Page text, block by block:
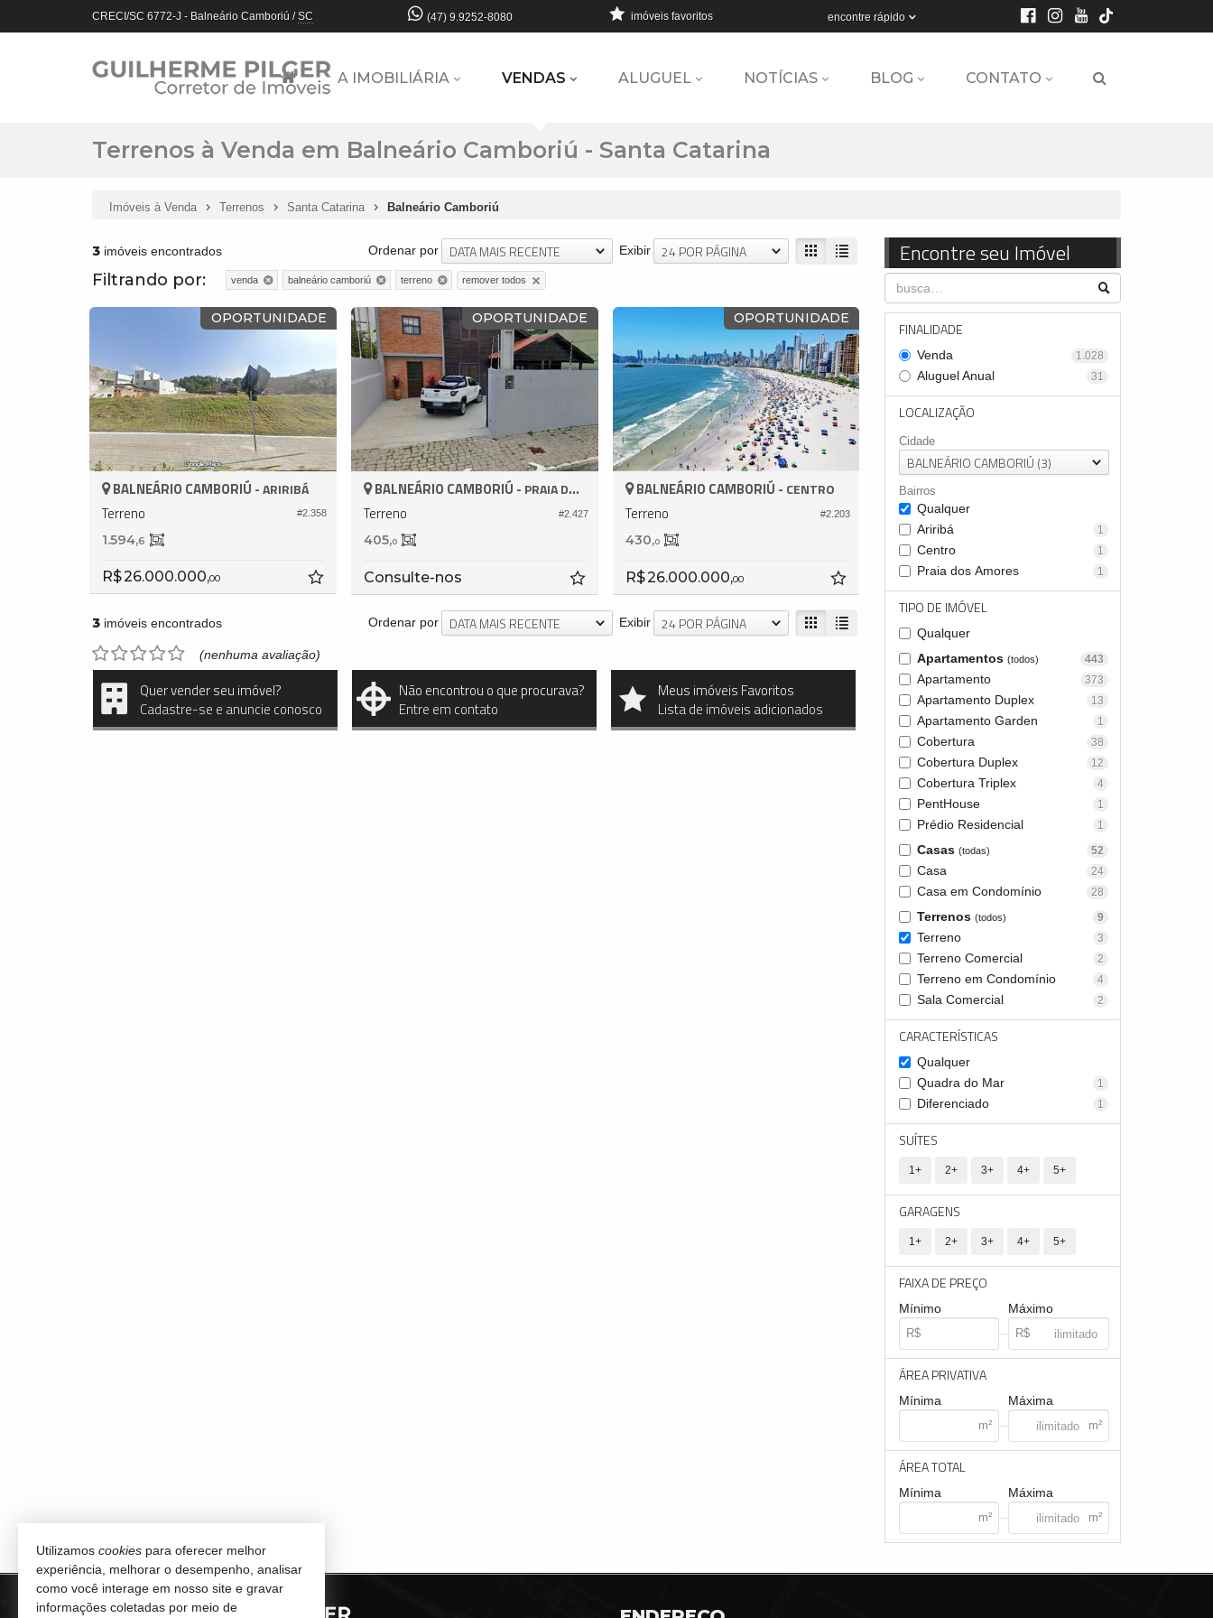
CRECI/SC 6772-J - Balneário Camboriú /SC (47) 9.9252-8080 encontre rápido
imóveis favoritos
A IMOBILIÁRIA VENDAS ALUGUEL NOTÍCIAS BLOG CONTATO
Terrenos à Venda em Balneário Camboriú - Santa Catarina
Imóveis à Venda Terrenos Santa Catarina Balneário Camboriú
Encontre seu Imóvel
FINALIDADE
Venda 1.028
Aluguel Anual 31
LOCALIZAÇÃO
Cidade
BALNEÁRIO CAMBORIÚ (3)
Bairros
Qualquer
Ariribá
1
Centro 1
Praia dos Amores 1
TIPO DE IMÓVEL
Qualquer
Apartamentos (todos) 443
Apartamento 373
Apartamento Duplex 13
Apartamento Garden 1
Cobertura 38
Cobertura Duplex 12
Cobertura Triplex 4
PentHouse 1
Prédio Residencial 1
Casas (todas) 52
Casa 24
Casa em Condomínio 28
Terrenos (todos) 9
Terreno 3
Terreno Comercial 2
Terreno em Condomínio 4
Sala Comercial 2
CARACTERÍSTICAS
Qualquer
Quadra do Mar
1
Diferenciado 1
SUÍTES
1+ 2+ 3+ 4+ 5+
GARAGENS
1+ 2+ 3+ 4+ 5+
FAIXA DE PREÇO
Mínimo Máximo
ÁREA PRIVATIVA
Mínima Máxima
ÁREA TOTAL
Mínima Máxima
3 imóveis encontrados Exibir 24 POR PÁGINA
Ordenar por DATA MAIS RECENTE
Filtrando por: venda balneário camboriú terreno remover todos
OPORTUNIDADE
#2.358
BALNEÁRIO CAMBORIÚ -ARIRIBÁ
Terreno
1.594,6
R$ 26.000.000,00
OPORTUNIDADE
#2.427
BALNEÁRIO CAMBORIÚ - PRAIA DOS AMORES
Terreno
405,0
Consulte-nos
OPORTUNIDADE
#2.203
BALNEÁRIO CAMBORIÚ - CENTRO
Terreno
430,0
R$ 26.000.000,00
3 imóveis encontrados Exibir 24 POR PÁGINA
Ordenar por DATA MAIS RECENTE
(nenhuma avaliação)
Quer vender seu imóvel?
Cadastre-se e anuncie conosco
Não encontrou o que procurava?
Entre em contato
Meus imóveis Favoritos
Lista de imóveis adicionados
Utilizamos cookies para oferecer melhor
experiência, melhorar o desempenho, analisar
como você interage em nosso site e gravar
informações coletadas por meio de